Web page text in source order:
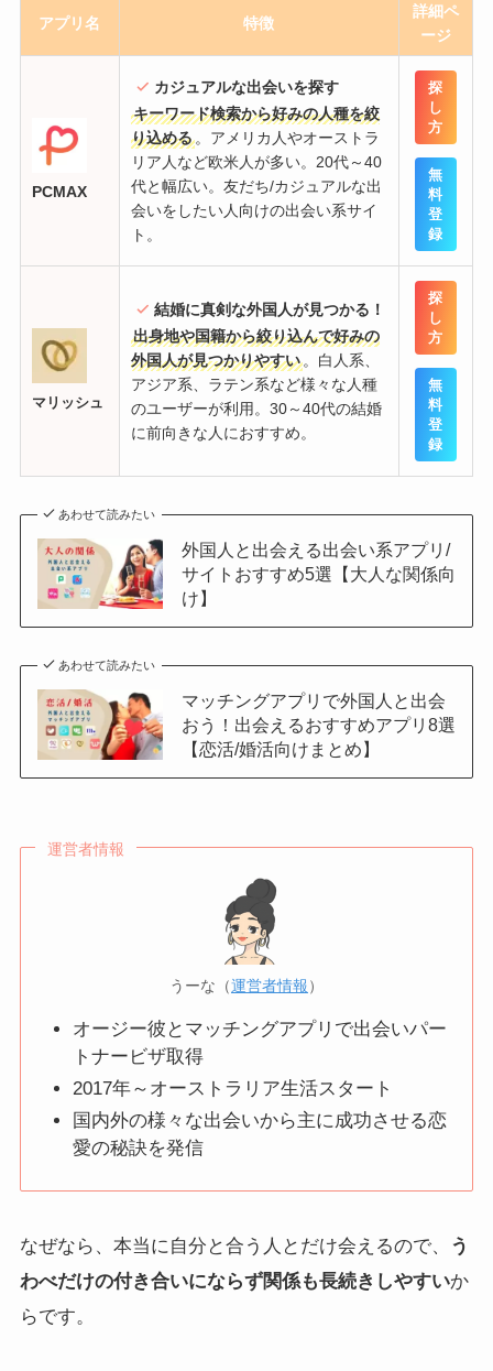
アプリ名 特徴
詳細ペ
ージ
PCMAX
カジュアルな出会いを探す
キーワード検索から好みの人種を絞
り込める 。アメリカ人やオーストラ
リア人など欧米人が多い。20代～40
代と幅広い。友だち/カジュアルな出
会いをしたい人向けの出会い系サイ
ト。
探
し
方
無
料
登
録
マリッシュ
結婚に真剣な外国人が見つかる！
出身地や国籍から絞り込んで好みの
外国人が見つかりやすい 。白人系、
アジア系、ラテン系など様々な人種
のユーザーが利用。30～40代の結婚
に前向きな人におすすめ。
探
し
方
無
料
登
録
あわせて読みたい
外国人と出会える出会い系アプリ/
サイトおすすめ5選【大人な関係向
け】
あわせて読みたい
マッチングアプリで外国人と出会
おう！出会えるおすすめアプリ8選
【恋活/婚活向けまとめ】
運営者情報
うーな（運営者情報 ）
オージー彼とマッチングアプリで出会いパー
トナービザ取得
2017年～オーストラリア生活スタート
国内外の様々な出会いから主に成功させる恋
愛の秘訣を発信
なぜなら、本当に自分と合う人とだけ会えるので、
う
わべだけの付き合いにならず関係も長続きしやすいか
らです。